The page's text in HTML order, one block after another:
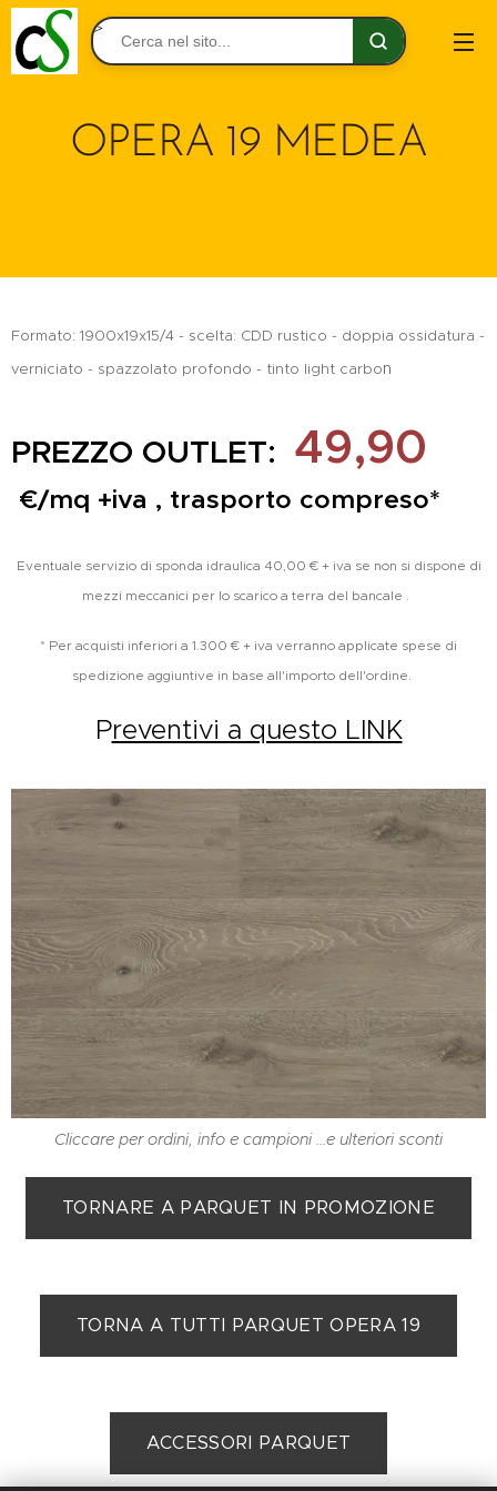
>
OPERA 19 MEDEA
Formato: 1900x19x15/4 - scelta: CDD rustico - doppia ossidatura -
verniciato - spazzolato profondo - tinto light carbon
PREZZO OUTLET: 49,90
€/mq +iva , trasporto compreso*
Eventuale servizio di sponda idraulica 40,00 € + iva se non si dispone di
mezzi meccanici per lo scarico a terra del bancale .
* Per acquisti inferiori a 1.300 € + iva verranno applicate spese di
spedizione aggiuntive in base all'importo dell'ordine.
Preventivi a questo LINK
Cliccare per ordini, info e campioni ...e ulteriori sconti
TORNARE A PARQUET IN PROMOZIONE
TORNA A TUTTI PARQUET OPERA 19
ACCESSORI PARQUET